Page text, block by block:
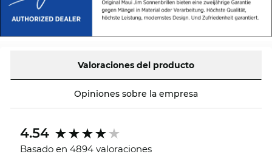
Valoraciones del producto
Opiniones sobre la empresa
4.54
Basado en 4894 valoraciones